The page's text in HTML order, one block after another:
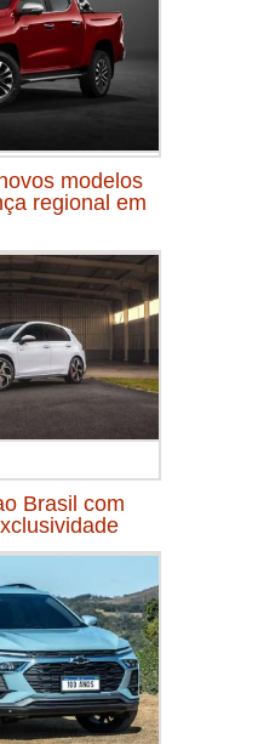
modelos
regional em
Brasil com